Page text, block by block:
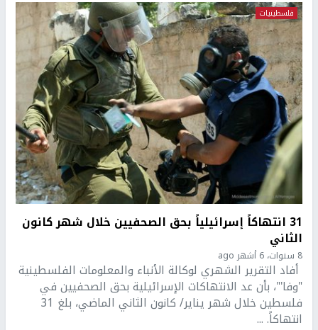
فلسطينيات
31 انتهاكاً إسرائيلياً بحق الصحفيين خلال شهر كانون
الثاني
8 سنوات، 6 أشهر ago
أفاد التقرير الشهري لوكالة الأنباء والمعلومات الفلسطينية
"وفا'"، بأن عد الانتهاكات الإسرائيلية بحق الصحفيين في
فلسطين خلال شهر يناير/ كانون الثاني الماضي، بلغ 31
انتهاكاً. ...